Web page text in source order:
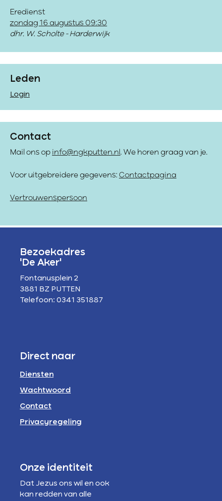
Eredienst
zondag 16 augustus 09:30
dhr. W. Scholte - Harderwijk
Leden
Login
Contact
Mail ons op info@ngkputten.nl . We horen graag van je.
Voor uitgebreidere gegevens: Contactpagina
Vertrouwenspersoon
Bezoekadres
'De Aker'
Fontanusplein 2
3881 BZ PUTTEN
Telefoon: 0341 351887
Direct naar
Diensten
Wachtwoord
Contact
Privacyregeling
Onze identiteit
Dat Jezus ons wil en ook
kan redden van alle